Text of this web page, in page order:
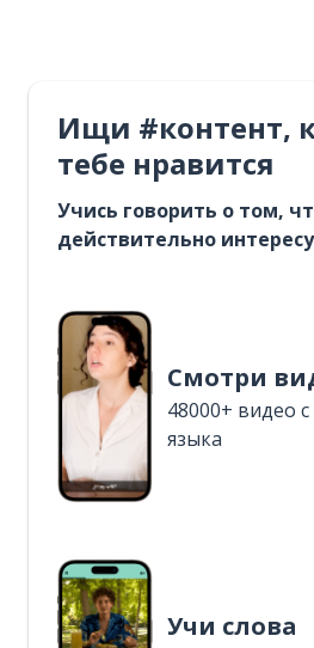
Ищи #контент,
тебе нравится
Учись говорить о том,
действительно
Смотри
48000+ видео
языка
Учи слова